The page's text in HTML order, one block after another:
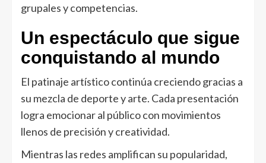
grupales y competencias.
Un espectáculo que sigue
conquistando al mundo
El patinaje artístico continúa creciendo gracias a
su mezcla de deporte y arte. Cada presentación
logra emocionar al público con movimientos
llenos de precisión y creatividad.
Mientras las redes amplifican su popularidad,